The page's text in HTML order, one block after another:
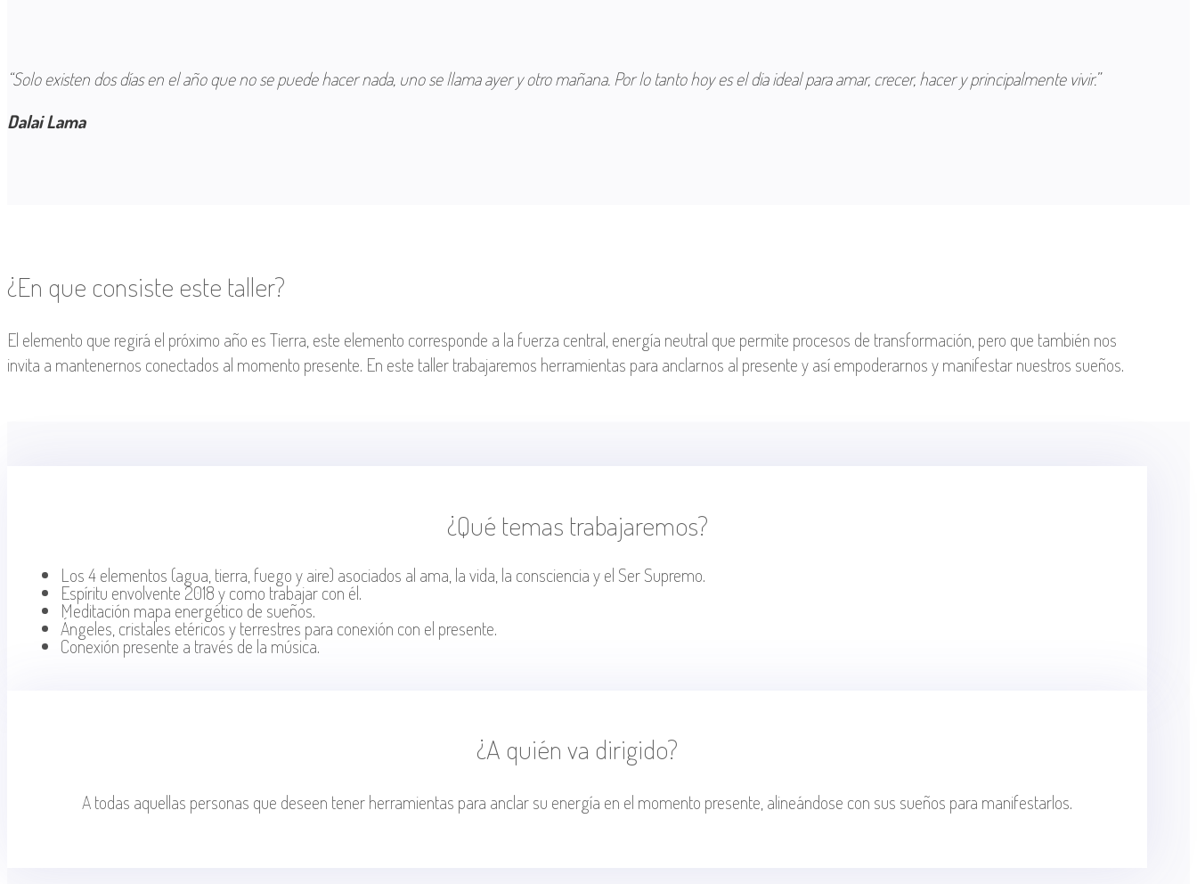
“Solo existen dos días en el año que no se puede hacer nada, uno se llama ayer y otro mañana. Por lo tanto hoy es el dia ideal para amar, crecer, hacer y principalmente vivir.”
Dalai Lama
¿En que consiste este taller?
El elemento que regirá el próximo año es Tierra, este elemento corresponde a la fuerza central, energía neutral que permite procesos de transformación, pero que también nos
invita a mantenernos conectados al momento presente. En este taller trabajaremos herramientas para anclarnos al presente y así empoderarnos y manifestar nuestros sueños.
¿Qué temas trabajaremos?
Los 4 elementos (agua, tierra, fuego y aire) asociados al ama, la vida, la consciencia y el Ser Supremo.
Espíritu envolvente 2018 y como trabajar con él.
Meditación mapa energético de sueños.
Ángeles, cristales etéricos y terrestres para conexión con el presente.
Conexión presente a través de la música.
¿A quién va dirigido?
A todas aquellas personas que deseen tener herramientas para anclar su energía en el momento presente, alineándose con sus sueños para manifestarlos.